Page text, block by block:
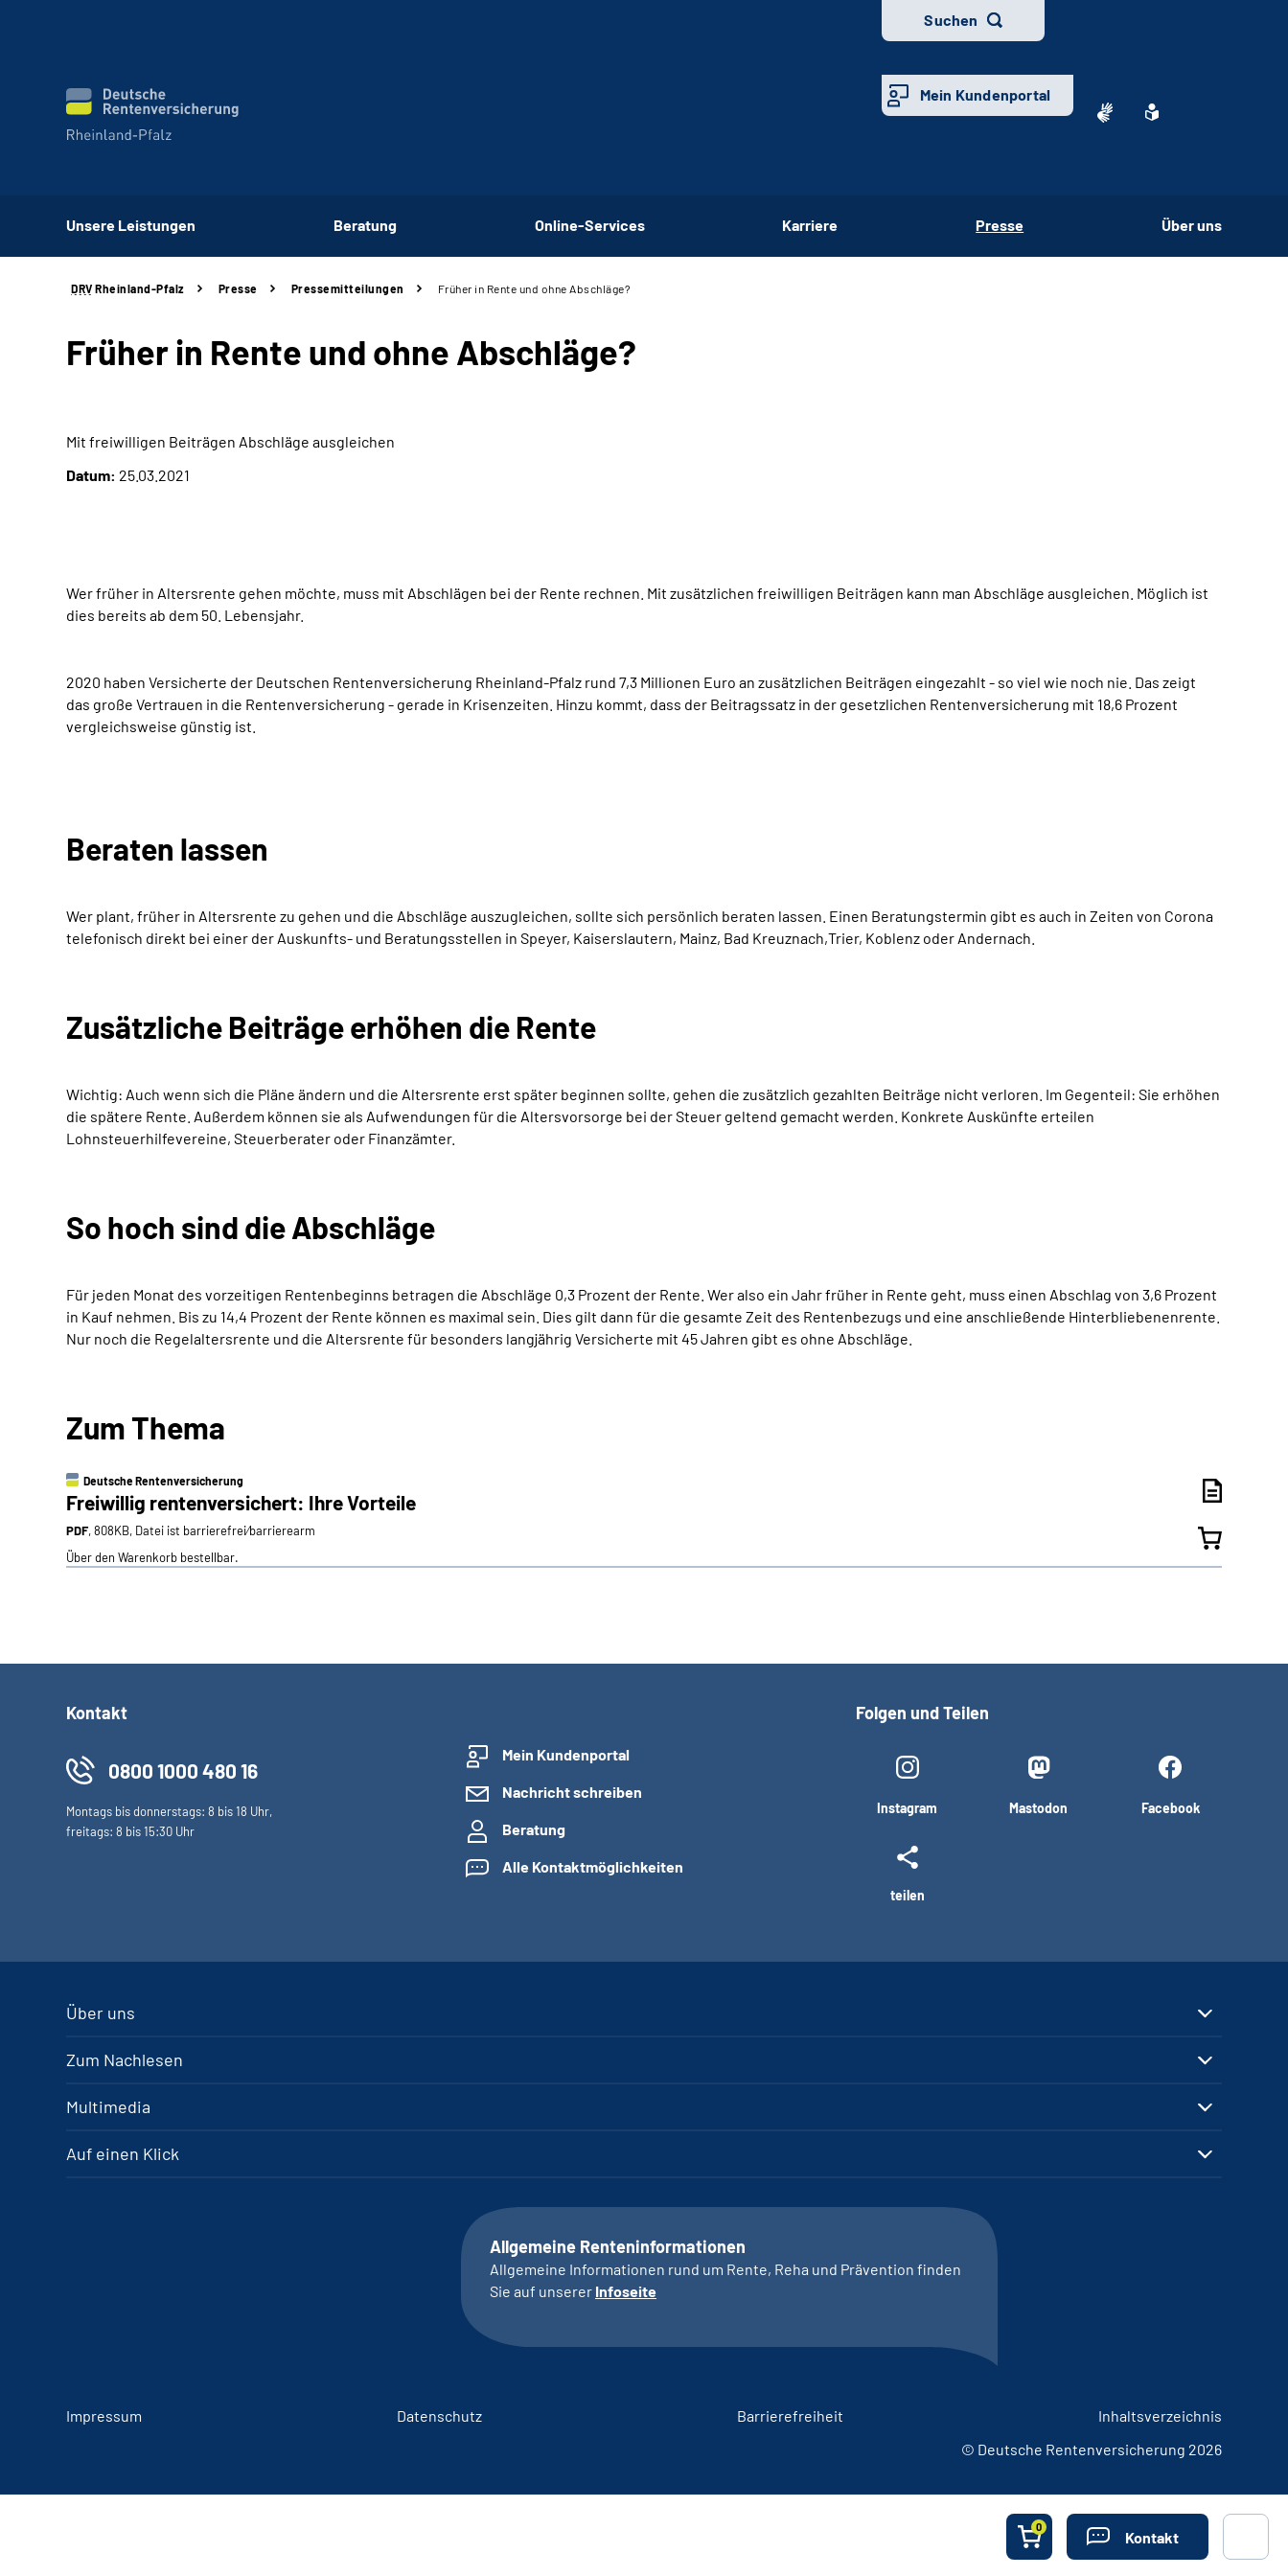
Suchen
Mein Kundenportal
Unsere Leistungen Beratung Online-Services Karriere Presse Über uns
DRV Rheinland-Pfalz Presse Pressemitteilungen Früher in Rente und ohne Abschläge?
Früher in Rente und ohne Abschläge?
Mit freiwilligen Beiträgen Abschläge ausgleichen
Datum: 25.03.2021
Wer früher in Altersrente gehen möchte, muss mit Abschlägen bei der Rente rechnen. Mit zusätzlichen freiwilligen Beiträgen kann man Abschläge ausgleichen. Möglich ist
dies bereits ab dem 50. Lebensjahr.
2020 haben Versicherte der Deutschen Rentenversicherung Rheinland-Pfalz rund 7,3 Millionen Euro an zusätzlichen Beiträgen eingezahlt - so viel wie noch nie. Das zeigt
das große Vertrauen in die Rentenversicherung - gerade in Krisenzeiten. Hinzu kommt, dass der Beitragssatz in der gesetzlichen Rentenversicherung mit 18,6 Prozent
vergleichsweise günstig ist.
Beraten lassen
Wer plant, früher in Altersrente zu gehen und die Abschläge auszugleichen, sollte sich persönlich beraten lassen. Einen Beratungstermin gibt es auch in Zeiten von Corona
telefonisch direkt bei einer der Auskunfts- und Beratungsstellen in Speyer, Kaiserslautern, Mainz, Bad Kreuznach,Trier, Koblenz oder Andernach.
Zusätzliche Beiträge erhöhen die Rente
Wichtig: Auch wenn sich die Pläne ändern und die Altersrente erst später beginnen sollte, gehen die zusätzlich gezahlten Beiträge nicht verloren. Im Gegenteil: Sie erhöhen
die spätere Rente. Außerdem können sie als Aufwendungen für die Altersvorsorge bei der Steuer geltend gemacht werden. Konkrete Auskünfte erteilen
Lohnsteuerhilfevereine, Steuerberater oder Finanzämter.
So hoch sind die Abschläge
Für jeden Monat des vorzeitigen Rentenbeginns betragen die Abschläge 0,3 Prozent der Rente. Wer also ein Jahr früher in Rente geht, muss einen Abschlag von 3,6 Prozent
in Kauf nehmen. Bis zu 14,4 Prozent der Rente können es maximal sein. Dies gilt dann für die gesamte Zeit des Rentenbezugs und eine anschließende Hinterbliebenenrente.
Nur noch die Regelaltersrente und die Altersrente für besonders langjährig Versicherte mit 45 Jahren gibt es ohne Abschläge.
Zum Thema
Deutsche Rentenversicherung
Freiwillig rentenversichert: Ihre Vorteile
PDF, 808KB, Datei ist barrierefrei⁄barrierearm
Über den Warenkorb bestellbar.
0
Kontakt
Kontakt
0800 1000 480 16
Montags bis donnerstags: 8 bis 18 Uhr,
freitags: 8 bis 15:30 Uhr
Mein Kundenportal
Nachricht schreiben
Beratung
Alle Kontaktmöglichkeiten
Folgen und Teilen
Instagram Mastodon Facebook
teilen
Über uns
Zum Nachlesen
Multimedia
Auf einen Klick
Allgemeine Renteninformationen
Allgemeine Informationen rund um Rente, Reha und Prävention finden
Sie auf unserer Infoseite
Impressum Datenschutz Barrierefreiheit
Inhaltsverzeichnis
© Deutsche Rentenversicherung 2026